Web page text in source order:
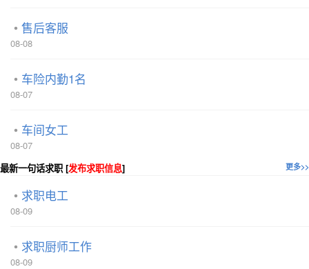
售后客服
08-08
车险内勤1名
08-07
车间女工
08-07
更多>>
最新一句话求职 [发布求职信息]
求职电工
08-09
求职厨师工作
08-09